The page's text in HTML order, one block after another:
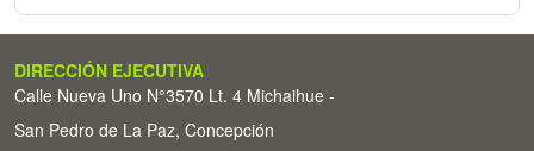
DIRECCIÓN EJECUTIVA
Calle Nueva Uno N°3570 Lt. 4 Michaihue -
San Pedro de La Paz, Concepción